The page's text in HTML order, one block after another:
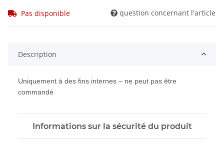
Pas disponible question concernant l'article
Description
Uniquement à des fins internes – ne peut pas être
commandé
Informations sur la sécurité du produit